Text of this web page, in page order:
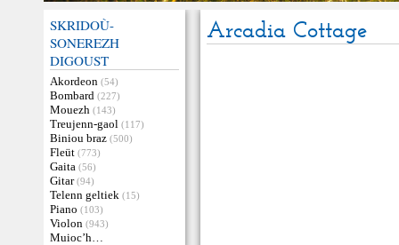
SKRIDOÙ-
SONEREZH
DIGOUST
Akordeon (54)
Bombard (227)
Mouezh (143)
Treujenn-gaol (117)
Biniou braz (500)
Fleüt (773)
Gaita (56)
Gitar (94)
Telenn geltiek (15)
Piano (103)
Violon (943)
Muioc’h…
Arcadia Cottage